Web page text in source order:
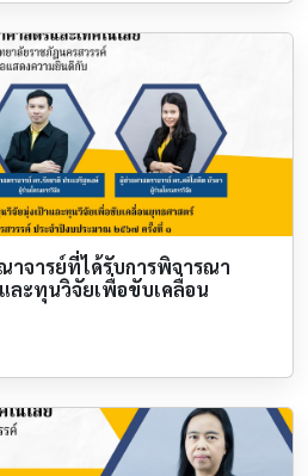
จารย์ที่ได้รับการพิจารณา
ะทุนวิจัยเพื่อขับเคลื่อน